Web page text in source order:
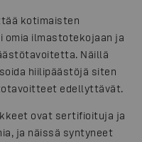
kotimaisten
omia ilmastotekojaan ja
Näillä
hiilipäästöjä siten
edellyttävät.
ovat sertifioituja ja
ja näissä syntyneet